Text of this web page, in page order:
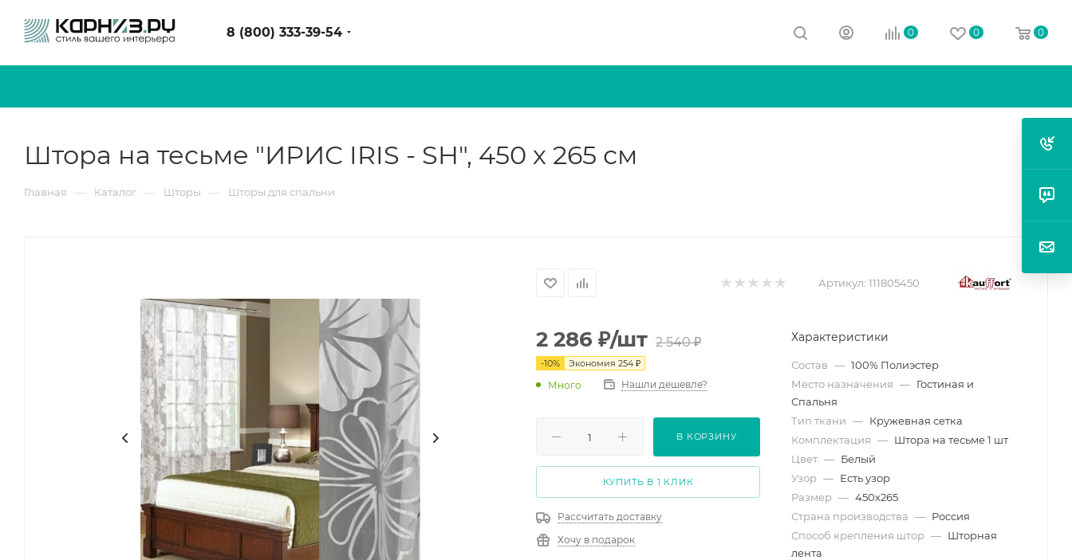
8 (800) 333-39-54 0 0 0
Штора на тесьме "ИРИС IRIS - SH", 450 х 265 см
Главная — Каталог — Шторы — Шторы для спальни
Артикул: 111805450
2 286 ₽/шт 2 540₽
-10% Экономия 254 ₽
Много Нашли дешевле?
В КОРЗИНУ
КУПИТЬ В 1 КЛИК
Рассчитать доставку
Хочу в подарок
Характеристики
Состав — 100% Полиэстер
Место назначения — Гостиная и
Спальня
Тип ткани — Кружевная сетка
Комплектация — Штора на тесьме 1 шт
Цвет — Белый
Узор — Есть узор
Размер — 450х265
Страна производства — Россия
Способ крепления штор — Шторная
лента